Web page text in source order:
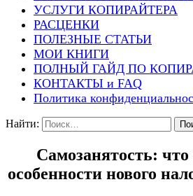
УСЛУГИ КОПИРАЙТЕРА
РАСЦЕНКИ
ПОЛЕЗНЫЕ СТАТЬИ
МОИ КНИГИ
ПОЛНЫЙ ГАЙД ПО
КОНТАКТЫ и FAQ
Политика
Найти:
Самозанятость: что
особенности нового